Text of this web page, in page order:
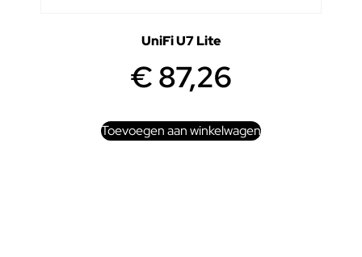
UniFi U7 Lite
€87,26
Toevoegen aan winkelwagen